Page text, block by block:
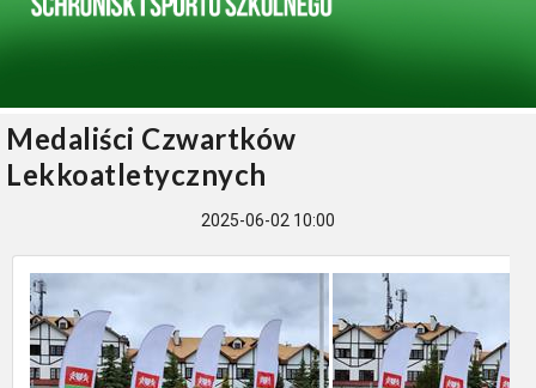
Medaliści Czwartków
Lekkoatletycznych
2025-06-02 10:00